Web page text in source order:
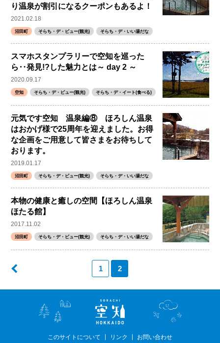
り温泉が割引になるクーポンもあるよ！
2021.02.18
沼田町 そらち・デ・ビュー(観光) そらち・デ・いい湯だな
スマホスタンプラリーで空知を巡った
ら‥発見!?した魅力とは～ day 2 ～
2020.09.17
空知 そらち・デ・ビュー(観光) そらち・デ・イート(食べる)
元気です空知 温泉編⑧ ほろしん温泉
はおかげ様で25周年を迎えました。お得
な企画をご用意して皆さまをお待ちして
おります。
2019.01.17
沼田町 そらち・デ・ビュー(観光) そらち・デ・いい湯だな
本物の健康と癒しの空間【ほろしん温泉
ほたる館】
2017.11.02
沼田町 そらち・デ・ビュー(観光) そらち・デ・いい湯だな
1 2
このサイトについて リンク お問い合わせ